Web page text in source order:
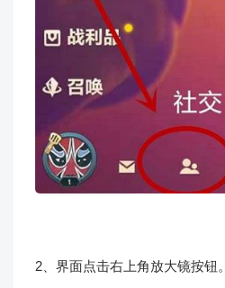
2、界面点击右上角放大镜按钮。